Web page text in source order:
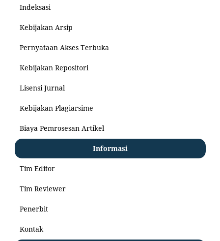
Indeksasi
Kebijakan Arsip
Pernyataan Akses Terbuka
Kebijakan Repositori
Lisensi Jurnal
Kebijakan Plagiarsime
Biaya Pemrosesan Artikel
Informasi
Tim Editor
Tim Reviewer
Penerbit
Kontak